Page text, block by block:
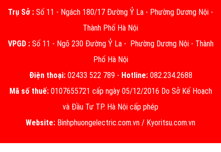
Trụ Sở : Số 11 - Ngách 180/17 Đường Ỷ La - Phường Dương Nội -
Thành Phố Hà Nội
VPGD :Số 11 - Ngõ 230 Đường Ỷ La - Phường Dương Nội - Thành
Phố Hà Nội
Điện thoại:02433 522 789 - Hotline:082.234.2688
Mã số thuế:0107655721 cấp ngày 05/12/2016 Do Sở Kế Hoạch
và Đầu Tư TP. Hà Nội cấp phép
Website: Binhphuongelectric.com.vn / Kyoritsu.com.vn